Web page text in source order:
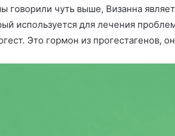
говорили чуть выше, Визанна
используется для лечения
Это гормон из прогестагенов,